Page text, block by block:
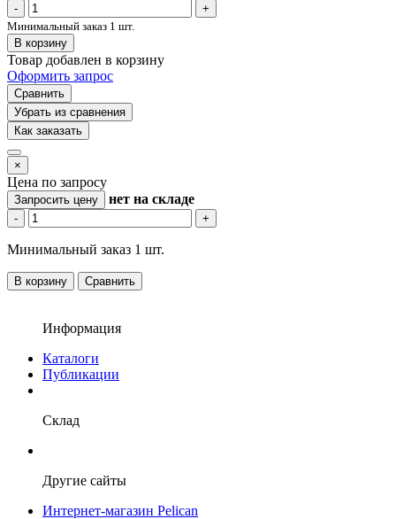
-
+
Минимальный заказ 1 шт.
В корзину
Товар добавлен в корзину
Оформить запрос
Сравнить
Убрать из сравнения
Как заказать
×
Цена по запросу
Запросить цену нет на складе
- +
Минимальный заказ 1 шт.
В корзину Сравнить
Информация
Каталоги
Публикации
Склад
Другие сайты
Интернет-магазин Pelican